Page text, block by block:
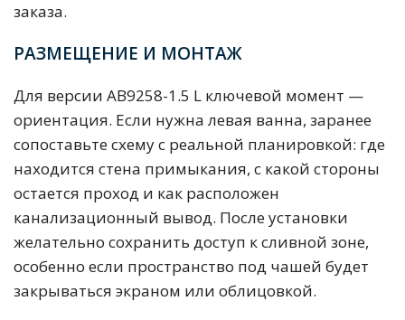
заказа.
РАЗМЕЩЕНИЕ И МОНТАЖ
Для версии AB9258-1.5 L ключевой момент —
ориентация. Если нужна левая ванна, заранее
сопоставьте схему с реальной планировкой: где
находится стена примыкания, с какой стороны
остается проход и как расположен
канализационный вывод. После установки
желательно сохранить доступ к сливной зоне,
особенно если пространство под чашей будет
закрываться экраном или облицовкой.